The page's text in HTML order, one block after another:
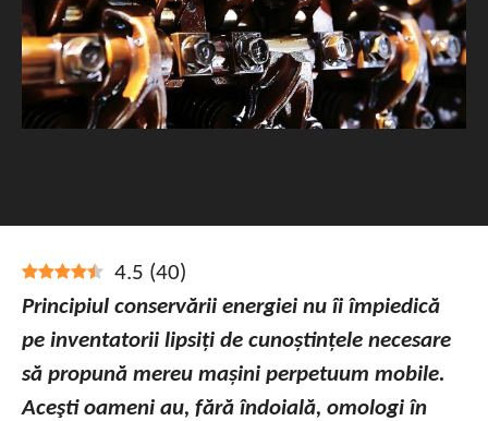
4.5 (40)
Principiul conservării energiei nu îi împiedică
pe inventatorii lipsiți de cunoștințele necesare
să propună mereu mașini perpetuum mobile.
Aceşti oameni au, fără îndoială, omologi în